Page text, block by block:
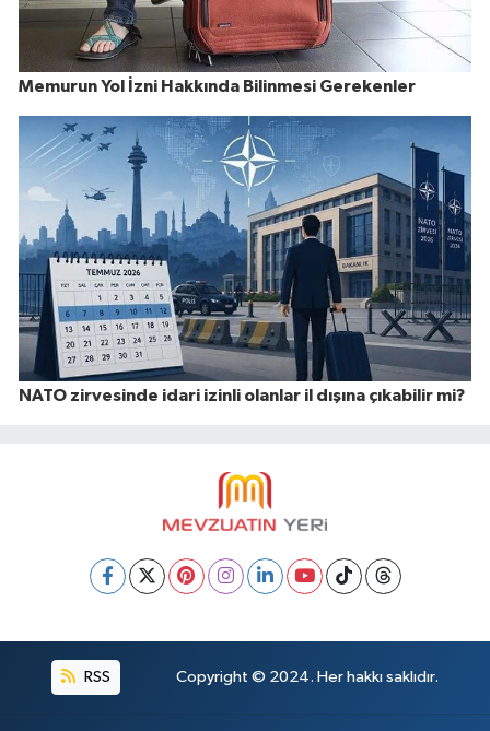
Memurun Yol İzni Hakkında Bilinmesi Gerekenler
NATO zirvesinde idari izinli olanlar il dışına çıkabilir mi?
RSS Copyright © 2024. Her hakkı saklıdır.